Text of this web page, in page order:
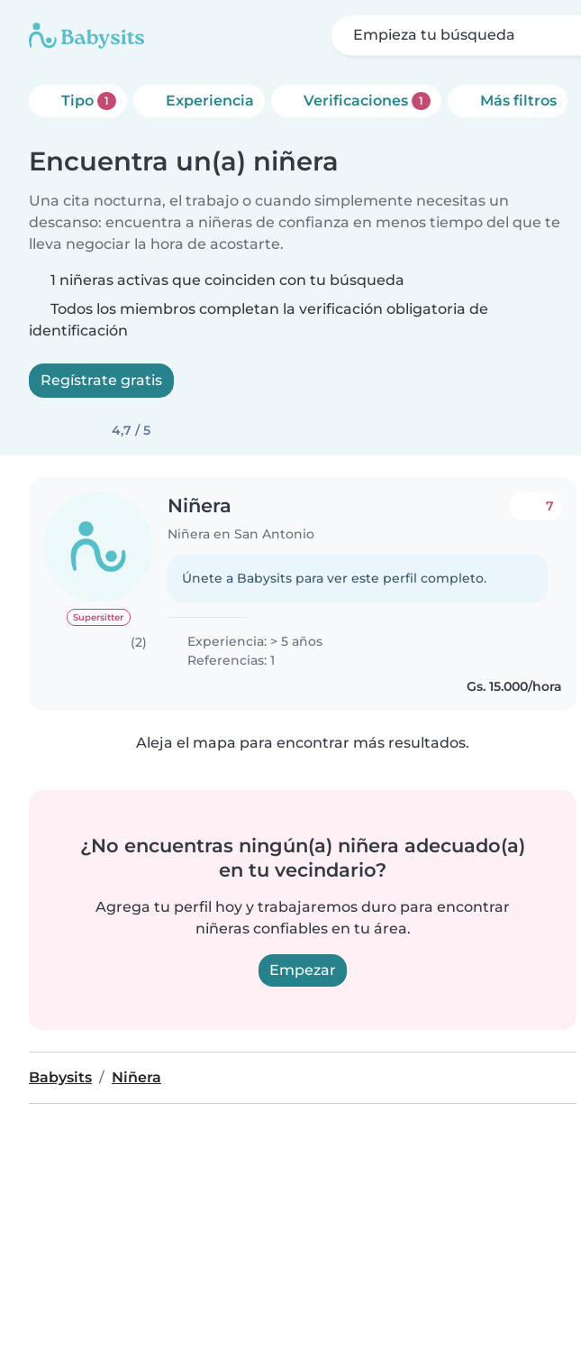
Empieza tu búsqueda
Tipo 1 Experiencia Verificaciones 1 Más filtros
Encuentra un(a) niñera
Una cita nocturna, el trabajo o cuando simplemente necesitas un
descanso: encuentra a niñeras de confianza en menos tiempo del que te
lleva negociar la hora de acostarte.
1 niñeras activas que coinciden con tu búsqueda
Todos los miembros completan la verificación obligatoria de
identificación
Regístrate gratis
4,7 / 5
Supersitter
(2)
Niñera
Niñera en San Antonio
7
Únete a Babysits para ver este perfil completo.
Experiencia: > 5 años
Referencias: 1
Gs. 15.000/hora
Aleja el mapa para encontrar más resultados.
¿No encuentras ningún(a) niñera adecuado(a)
en tu vecindario?
Agrega tu perfil hoy y trabajaremos duro para encontrar
niñeras confiables en tu área.
Empezar
Babysits Niñera